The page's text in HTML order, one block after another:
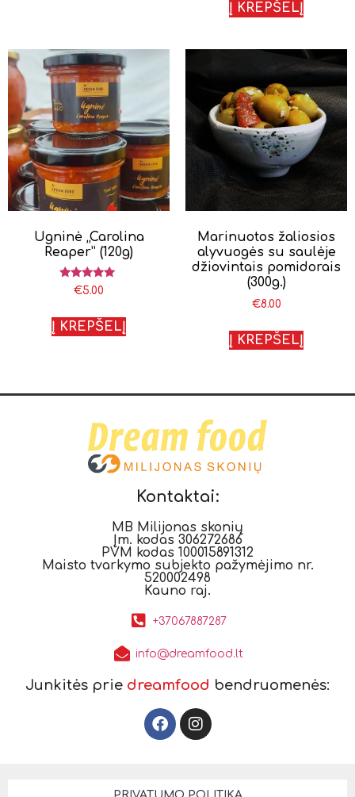
Į KREPŠELĮ
Ugninė „Carolina
Reaper” (120g)
Įvertinimas:
5.00
€5.00
Į KREPŠELĮ
Marinuotos žaliosios
alyvuogės su saulėje
džiovintais pomidorais
(300g.)
€8.00
Į KREPŠELĮ
Kontaktai:
MB Milijonas skonių
Įm. kodas 306272686
PVM kodas 100015891312
Maisto tvarkymo subjekto pažymėjimo nr.
520002498
Kauno raj.
+37067887287
info@dreamfood.lt
Junkitės prie dreamfood bendruomenės: